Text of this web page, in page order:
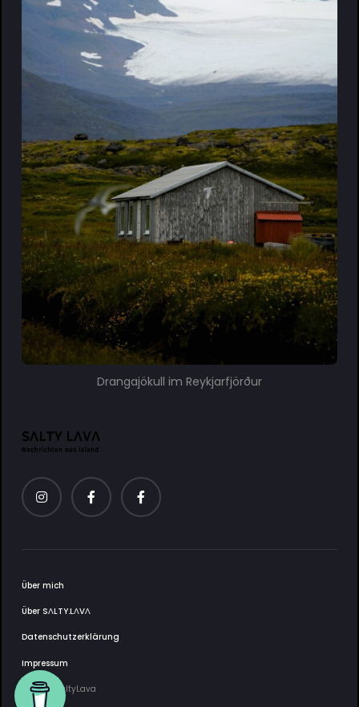
Drangajökull im Reykjarfjörður
Über mich
Über SΛLTY.LΛVΛ
Datenschutzerklärung
Impressum
2025 © SaltyLava